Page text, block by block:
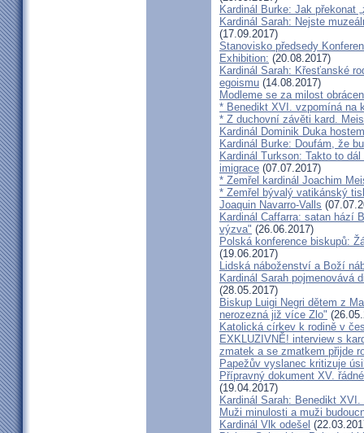
Kardinál Burke: Jak překonat
Kardinál Sarah: Nejste
(17.09.2017)
Stanovisko předsedy
Exhibition: (20.08.2017)
Kardinál Sarah: Křesťanské
egoismu (14.08.2017)
Modleme se za milost
* Benedikt XVI. vzpomíná na
* Z duchovní závěti kard.
Kardinál Dominik Duka
Kardinál Burke: Doufám, že
Kardinál Turkson: Takto to
imigrace (07.07.2017)
* Zemřel kardinál Joachim
* Zemřel bývalý vatikánský
Joaquin Navarro-Valls
Kardinál Caffarra: satan hází
výzva" (26.06.2017)
Polská konference biskupů:
(19.06.2017)
Lidská náboženství a Boží
Kardinál Sarah pojmenovává
(28.05.2017)
Biskup Luigi Negri dětem z
nerozezná již více Zlo"
Katolická církev k rodině v
EXKLUZIVNĚ! interview s
zmatek a se zmatkem přijde
Papežův vyslanec kritizuje
Přípravný dokument XV.
(19.04.2017)
Kardinál Sarah: Benedikt
Muži minulosti a muži
Kardinál Vlk odešel